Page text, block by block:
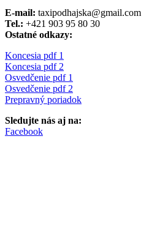
E-mail: taxipodhajska@gmail.com
Tel.: +421 903 95 80 30
Ostatné odkazy:
Koncesia pdf 1
Koncesia pdf 2
Osvedčenie pdf 1
Osvedčenie pdf 2
Prepravný poriadok
Sledujte nás aj na:
Facebook